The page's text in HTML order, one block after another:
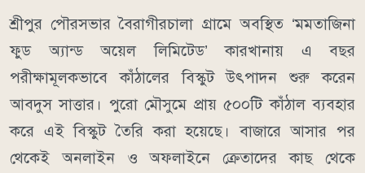
শ্রীপুর পৌরসভার বৈরাগীরচালা গ্রামে অবস্থিত ‘মমতাজিনা
ফুড অ্যান্ড অয়েল লিমিটেড’ কারখানায় এ বছর
পরীক্ষামূলকভাবে কাঁঠালের বিস্কুট উৎপাদন শুরু করেন
আবদুস সাত্তার। পুরো মৌসুমে প্রায় ৫০০টি কাঁঠাল ব্যবহার
করে এই বিস্কুট তৈরি করা হয়েছে। বাজারে আসার পর
থেকেই অনলাইন ও অফলাইনে ক্রেতাদের কাছ থেকে